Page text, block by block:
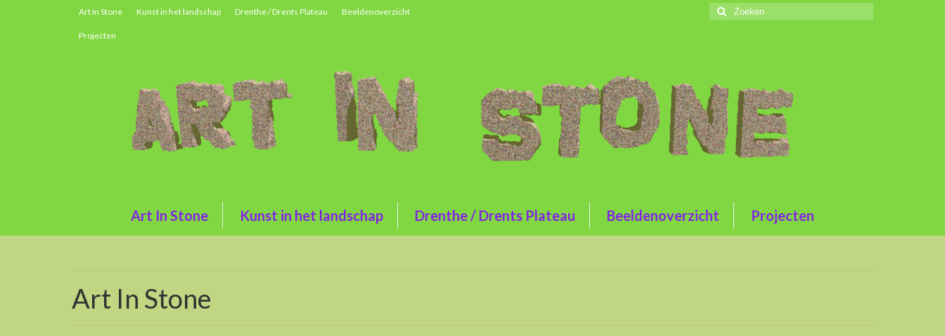
Art In Stone Kunst in het landschap Drenthe / Drents Plateau Beeldenoverzicht
Projecten
Zoeken
naar:
Art In Stone Kunst in het landschap Drenthe / Drents Plateau Beeldenoverzicht Projecten
Art In Stone